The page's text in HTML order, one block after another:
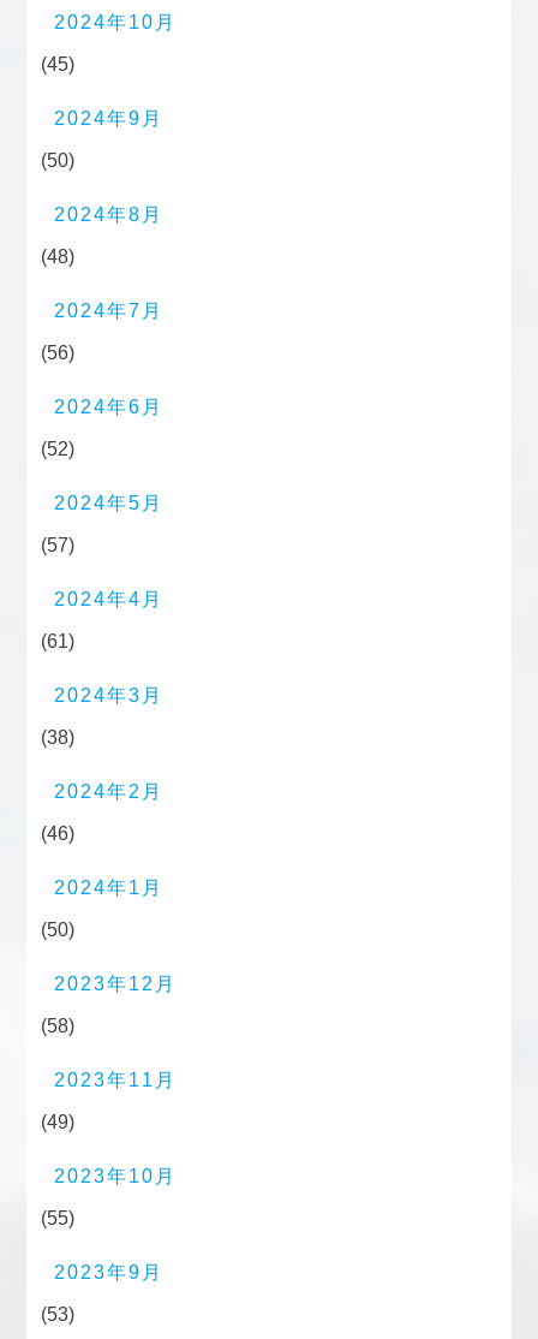
2024年10月
(45)
2024年9月
(50)
2024年8月
(48)
2024年7月
(56)
2024年6月
(52)
2024年5月
(57)
2024年4月
(61)
2024年3月
(38)
2024年2月
(46)
2024年1月
(50)
2023年12月
(58)
2023年11月
(49)
2023年10月
(55)
2023年9月
(53)